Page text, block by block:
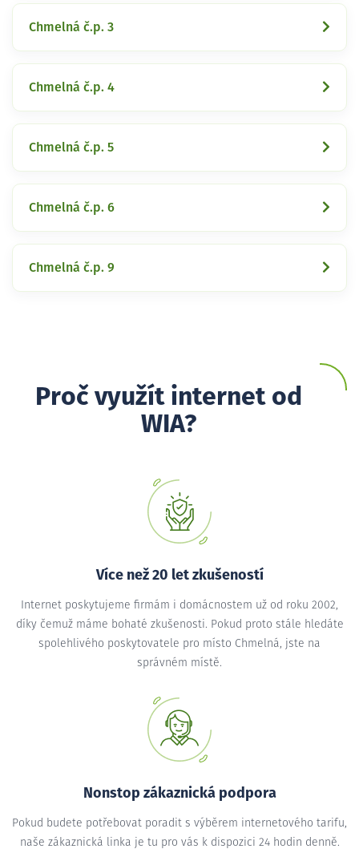
Chmelná č.p. 3
Chmelná č.p. 4
Chmelná č.p. 5
Chmelná č.p. 6
Chmelná č.p. 9
Proč využít internet od
WIA?
Více než 20 let zkušeností
Internet poskytujeme firmám i domácnostem už od roku 2002,
díky čemuž máme bohaté zkušenosti. Pokud proto stále hledáte
spolehlivého poskytovatele pro místo Chmelná, jste na
správném místě.
Nonstop zákaznická podpora
Pokud budete potřebovat poradit s výběrem internetového tarifu,
naše zákaznická linka je tu pro vás k dispozici 24 hodin denně.